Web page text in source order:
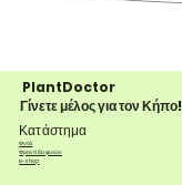
PlantDoctor
Γίνετε μέλος για τον Κήπο!
Κατάστημα
Φυτά
Φροντίδα φυτών
e-shop